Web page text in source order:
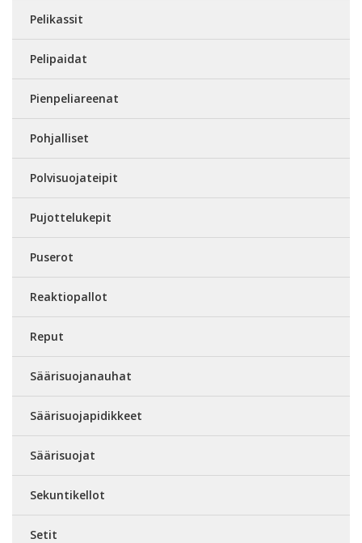
Pelikassit
Pelipaidat
Pienpeliareenat
Pohjalliset
Polvisuojateipit
Pujottelukepit
Puserot
Reaktiopallot
Reput
Säärisuojanauhat
Säärisuojapidikkeet
Säärisuojat
Sekuntikellot
Setit